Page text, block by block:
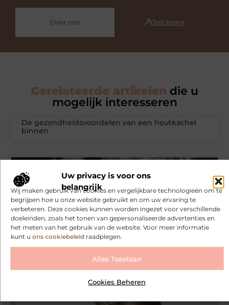
Uw privacy is voor ons
belangrijk
Wij maken gebruik van cookies en vergelijkbare technologieën om te
begrijpen hoe u onze website gebruikt en om uw ervaring te
verbeteren. Deze cookies kunnen worden ingezet voor verschillende
doeleinden, zoals het tonen van gepersonaliseerde advertenties en
het meten van het gebruik van de website. Voor meer informatie
kunt u ons cookiebeleidraadplegen.
Alles Toestaan
Cookies Beheren
Over ons Ons team
Gerelateerde artikelen die u
mogelijk interesseren
De gezondheidsvoordelen van een houtkachel
binnen
past echt bij uw dagritme?